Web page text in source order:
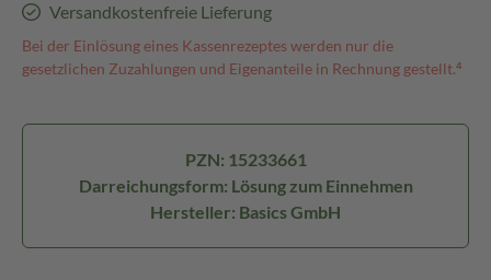
Versandkostenfreie Lieferung
Bei der Einlösung eines Kassenrezeptes werden nur die
gesetzlichen Zuzahlungen und Eigenanteile in Rechnung gestellt.⁴
PZN: 15233661
Darreichungsform: Lösung zum Einnehmen
Hersteller: Basics GmbH